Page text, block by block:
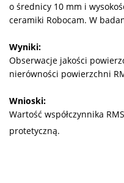
o średnicy 10 mm i
ceramiki Robocam. W
Wyniki:
Obserwacje jakości
nierówności powierzchni
Wnioski:
Wartość współczynnika
protetyczną.